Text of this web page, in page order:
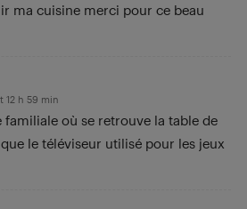
ma cuisine merci pour ce beau
12 h 59 min
familiale où se retrouve la table de
le téléviseur utilisé pour les jeux